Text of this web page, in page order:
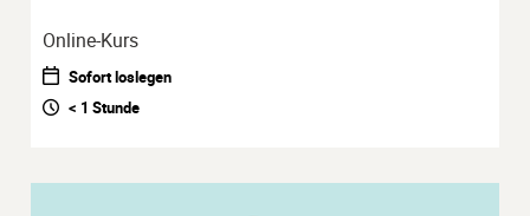
Online-Kurs
Sofort loslegen
< 1 Stunde